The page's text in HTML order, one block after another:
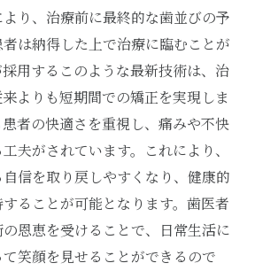
り、治療前に最終的な歯並びの予
は納得した上で治療に臨むことが
用するこのような最新技術は、治
よりも短期間での矯正を実現しま
者の快適さを重視し、痛みや不快
夫がされています。これにより、
信を取り戻しやすくなり、健康的
ることが可能となります。歯医者
恩恵を受けることで、日常生活に
笑顔を見せることができるので